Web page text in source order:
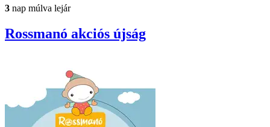
3 nap múlva lejár
Rossmanó akciós újság